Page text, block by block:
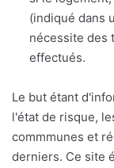
(indiqué dans
nécessite des
effectués.
Le but étant
l'état de risque,
commmunes et
derniers. Ce site